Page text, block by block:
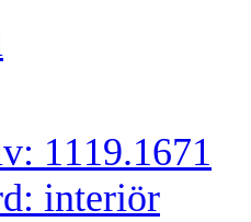
1119.1671
interiör